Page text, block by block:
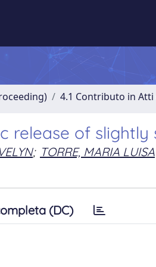
4.1 Contributo in
release of slightly
; TORRE, MARIA LUISA
(DC)